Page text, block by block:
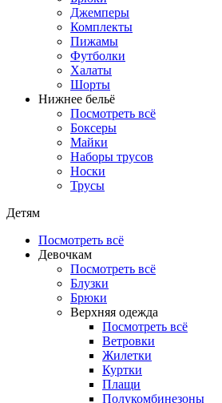
Джемперы
Комплекты
Пижамы
Футболки
Халаты
Шорты
Нижнее бельё
Посмотреть всё
Боксеры
Майки
Наборы трусов
Носки
Трусы
Детям
Посмотреть всё
Девочкам
Посмотреть всё
Блузки
Брюки
Верхняя одежда
Посмотреть всё
Ветровки
Жилетки
Куртки
Плащи
Полукомбинезоны